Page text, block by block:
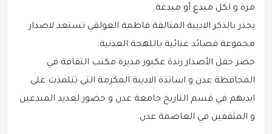
مرة و لكل مبدع أو مبدعة.
يجذر بالذكر الاديبة المتالقة فاطمة العولقي تستعد لاصدار
مجموعة قصائد غنائية باللهجة العدنية.
حضر حفل الأصدار رندة عكبور مديرة مكتب الثقافة في
المحافظة عدن و اساتذة الاديبة المكرمة التي تتلمذت على
ايديهم في قسم التاريخ جامعة عدن و حضور لعديد المبدعين
و المثقفين في العاصمة عدن.